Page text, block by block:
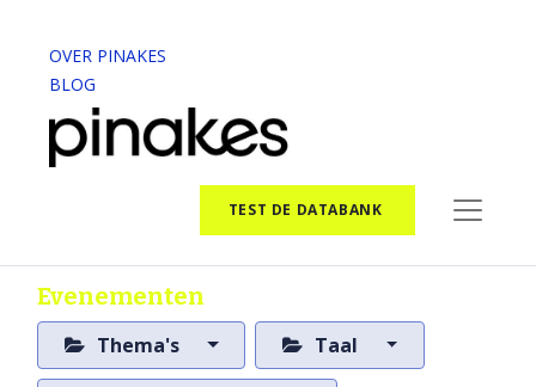
OVER PINAKES
BLOG
TEST DE DATABANK
Evenementen
Thema's Taal